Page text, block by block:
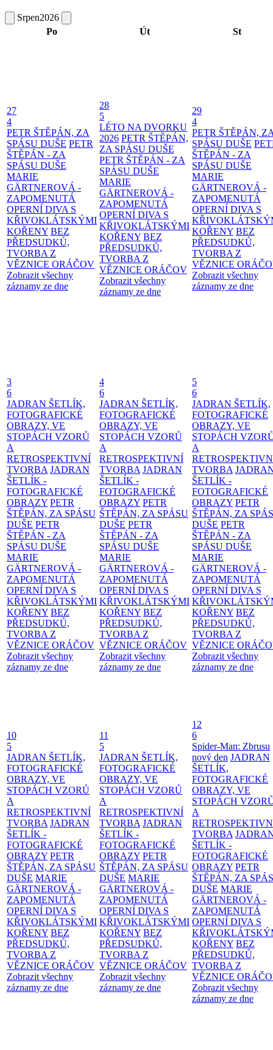
Srpen2026
Po
Út St
27
4
PETR ŠTĚPÁN, ZA
SPÁSU DUŠE PETR
ŠTĚPÁN - ZA
SPÁSU DUŠE
MARIE
GÄRTNEROVÁ -
ZAPOMENUTÁ
OPERNÍ DIVA S
KŘIVOKLÁTSKÝMI
KOŘENY BEZ
PŘEDSUDKŮ,
TVORBA Z
VĚZNICE ORÁČOV
Zobrazit všechny
záznamy ze dne
28
5
LÉTO NA DVORKU
2026 PETR ŠTĚPÁN,
ZA SPÁSU DUŠE
PETR ŠTĚPÁN - ZA
SPÁSU DUŠE
MARIE
GÄRTNEROVÁ -
ZAPOMENUTÁ
OPERNÍ DIVA S
KŘIVOKLÁTSKÝMI
KOŘENY BEZ
PŘEDSUDKŮ,
TVORBA Z
VĚZNICE ORÁČOV
Zobrazit všechny
záznamy ze dne
29
4
PETR ŠTĚPÁN,
SPÁSU DUŠE
ŠTĚPÁN - ZA
SPÁSU DUŠE
MARIE
GÄRTNEROVÁ -
ZAPOMENUTÁ
OPERNÍ DIVA S
KOŘENY BEZ
PŘEDSUDKŮ,
TVORBA Z
VĚZNICE
Zobrazit všechny
záznamy ze dne
3
6
JADRAN ŠETLÍK,
FOTOGRAFICKÉ
OBRAZY, VE
STOPÁCH VZORŮ
A
RETROSPEKTIVNÍ
TVORBA JADRAN
ŠETLÍK -
FOTOGRAFICKÉ
OBRAZY PETR
ŠTĚPÁN, ZA SPÁSU
DUŠE PETR
ŠTĚPÁN - ZA
SPÁSU DUŠE
MARIE
GÄRTNEROVÁ -
ZAPOMENUTÁ
OPERNÍ DIVA S
KŘIVOKLÁTSKÝMI
KOŘENY BEZ
PŘEDSUDKŮ,
TVORBA Z
VĚZNICE ORÁČOV
Zobrazit všechny
záznamy ze dne
4
6
JADRAN ŠETLÍK,
FOTOGRAFICKÉ
OBRAZY, VE
STOPÁCH VZORŮ
A
RETROSPEKTIVNÍ
TVORBA JADRAN
ŠETLÍK -
FOTOGRAFICKÉ
OBRAZY PETR
ŠTĚPÁN, ZA SPÁSU
DUŠE PETR
ŠTĚPÁN - ZA
SPÁSU DUŠE
MARIE
GÄRTNEROVÁ -
ZAPOMENUTÁ
OPERNÍ DIVA S
KŘIVOKLÁTSKÝMI
KOŘENY BEZ
PŘEDSUDKŮ,
TVORBA Z
VĚZNICE ORÁČOV
Zobrazit všechny
záznamy ze dne
5
6
JADRAN ŠETLÍK,
FOTOGRAFICKÉ
OBRAZY, VE
STOPÁCH
A
TVORBA
ŠETLÍK -
FOTOGRAFICKÉ
OBRAZY PETR
ŠTĚPÁN, ZA
DUŠE PETR
ŠTĚPÁN - ZA
SPÁSU DUŠE
MARIE
GÄRTNEROVÁ -
ZAPOMENUTÁ
OPERNÍ DIVA S
KOŘENY BEZ
PŘEDSUDKŮ,
TVORBA Z
VĚZNICE
Zobrazit všechny
záznamy ze dne
10
5
JADRAN ŠETLÍK,
FOTOGRAFICKÉ
OBRAZY, VE
STOPÁCH VZORŮ
A
RETROSPEKTIVNÍ
TVORBA JADRAN
ŠETLÍK -
FOTOGRAFICKÉ
OBRAZY PETR
ŠTĚPÁN, ZA SPÁSU
DUŠE MARIE
GÄRTNEROVÁ -
ZAPOMENUTÁ
OPERNÍ DIVA S
KŘIVOKLÁTSKÝMI
KOŘENY BEZ
PŘEDSUDKŮ,
TVORBA Z
VĚZNICE ORÁČOV
Zobrazit všechny
záznamy ze dne
11
5
JADRAN ŠETLÍK,
FOTOGRAFICKÉ
OBRAZY, VE
STOPÁCH VZORŮ
A
RETROSPEKTIVNÍ
TVORBA JADRAN
ŠETLÍK -
FOTOGRAFICKÉ
OBRAZY PETR
ŠTĚPÁN, ZA SPÁSU
DUŠE MARIE
GÄRTNEROVÁ -
ZAPOMENUTÁ
OPERNÍ DIVA S
KŘIVOKLÁTSKÝMI
KOŘENY BEZ
PŘEDSUDKŮ,
TVORBA Z
VĚZNICE ORÁČOV
Zobrazit všechny
záznamy ze dne
12
6
Spider-Man: Zbrusu
nový den JADRAN
ŠETLÍK,
FOTOGRAFICKÉ
OBRAZY, VE
STOPÁCH
A
TVORBA
ŠETLÍK -
FOTOGRAFICKÉ
OBRAZY PETR
ŠTĚPÁN, ZA
DUŠE MARIE
GÄRTNEROVÁ -
ZAPOMENUTÁ
OPERNÍ DIVA S
KOŘENY BEZ
PŘEDSUDKŮ,
TVORBA Z
VĚZNICE
Zobrazit všechny
záznamy ze dne